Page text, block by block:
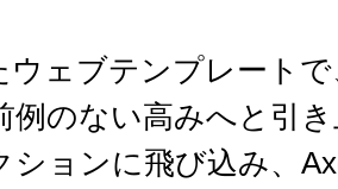
ウェブテンプレート
例のない高みへと引
ションに飛び込み、